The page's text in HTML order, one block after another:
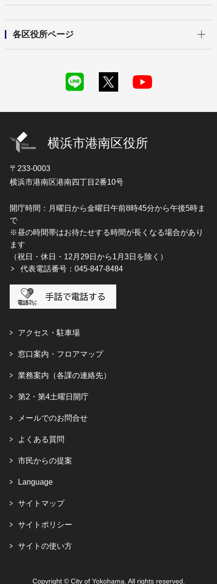
各区役所ページ
横浜市港南区役所
〒233-0003
横浜市港南区港南四丁目2番10号
開庁時間：月曜日から金曜日午前8時45分から午後5時ま
で
※昼の時間帯はお待たせする時間が長くなる場合があり
ます
（祝日・休日・12月29日から1月3日を除く）
代表電話番号：045-847-8484
アクセス・駐車場
窓口案内・フロアマップ
業務案内（各課の連絡先）
第2・第4土曜日開庁
メールでのお問合せ
よくある質問
市民からの提案
Language
サイトマップ
サイトポリシー
サイトの使い方
Copyright © City of Yokohama. All rights reserved.